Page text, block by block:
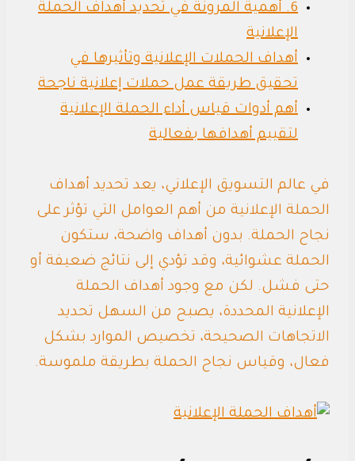
6. أهمية المرونة في تحديد أهداف الحملة
الإعلانية
أهداف الحملات الإعلانية وتأثيرها في
تحقيق طريقة عمل حملات إعلانية ناجحة
أهم أدوات قياس أداء الحملة الإعلانية
لتقييم أهدافها بفعالية
في عالم التسويق الإعلاني، يعد تحديد أهداف
الحملة الإعلانية من أهم العوامل التي تؤثر على
نجاح الحملة. بدون أهداف واضحة، ستكون
الحملة عشوائية، وقد تؤدي إلى نتائج ضعيفة أو
حتى فشل. لكن مع وجود أهداف الحملة
الإعلانية المحددة، يصبح من السهل تحديد
الاتجاهات الصحيحة، تخصيص الموارد بشكل
فعال، وقياس نجاح الحملة بطريقة ملموسة.